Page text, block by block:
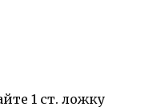
1 ст. ложку